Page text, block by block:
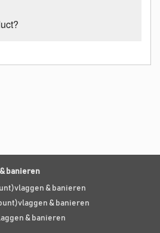
banieren
& banieren
& banieren
& banieren